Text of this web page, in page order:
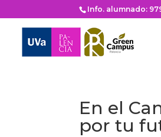
Info. alumnado:
En el
por tu